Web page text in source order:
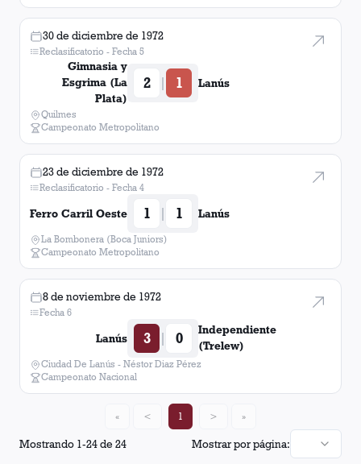
30 de diciembre de 1972
Reclasificatorio - Fecha 5
Gimnasia y
Esgrima (La
Plata)
2 | 1 Lanús
Quilmes
Campeonato Metropolitano
23 de diciembre de 1972
Reclasificatorio - Fecha 4
Ferro Carril Oeste 1 | 1 Lanús
La Bombonera (Boca Juniors)
Campeonato Metropolitano
8 de noviembre de 1972
Fecha 6
Lanús 3 | 0
Independiente
(Trelew)
Ciudad De Lanús - Néstor Diaz Pérez
Campeonato Nacional
Mostrando 1-24de24 Mostrar por página:
« < 1 > »